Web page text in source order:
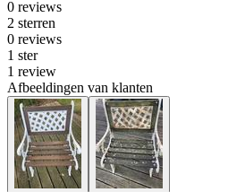
0 reviews
2 sterren
0 reviews
1 ster
1 review
Afbeeldingen van klanten